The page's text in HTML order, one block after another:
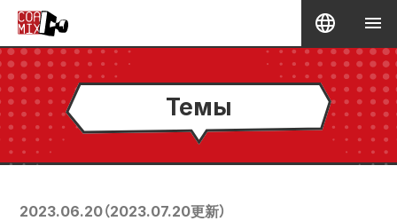
Темы
2023.06.20（2023.07.20更新）